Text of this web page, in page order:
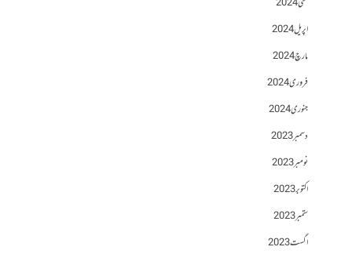
مئی 2024
اپریل 2024
مارچ 2024
فروری 2024
جنوری 2024
دسمبر 2023
نومبر 2023
اکتوبر 2023
ستمبر 2023
اگست 2023